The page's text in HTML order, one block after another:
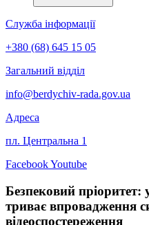
Служба інформації
+380 (68) 645 15 05
Загальний відділ
info@berdychiv-rada.gov.ua
Адреса
пл. Центральна 1
FacebookYoutube
Безпековий пріоритет:
триває впровадження
відеоспостереження